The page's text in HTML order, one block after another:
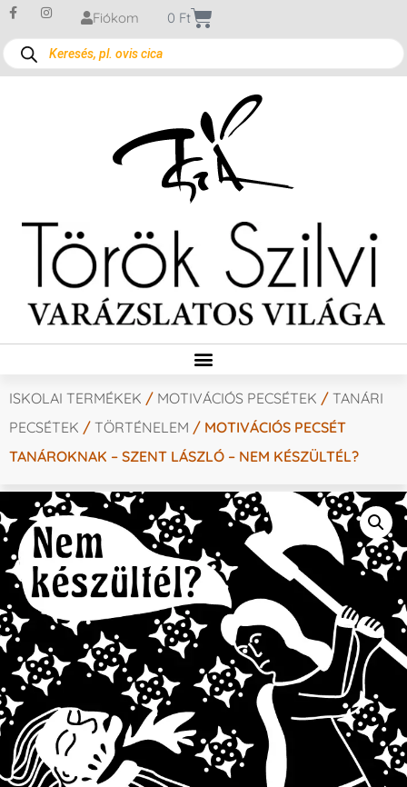
Fiókom 0 Ft
ISKOLAI TERMÉKEK / MOTIVÁCIÓS PECSÉTEK / TANÁRI
PECSÉTEK / TÖRTÉNELEM / MOTIVÁCIÓS PECSÉT
TANÁROKNAK – SZENT LÁSZLÓ – NEM KÉSZÜLTÉL?